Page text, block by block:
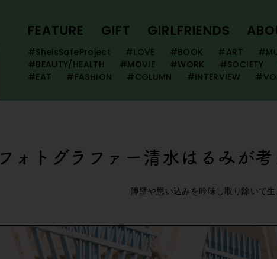
FEATURE GIFT GIRLFRIENDS
#SheisSafeProject #LOVE #BOOK #ART
#BEAUTY/HEALTH
#MOVIE #WORK #SOCIETY
#EAT
#FASHION #COLUMN #INTERVIEW
フォトグラファー清水はるみが
障壁や思い込みを吟味し取り除いて